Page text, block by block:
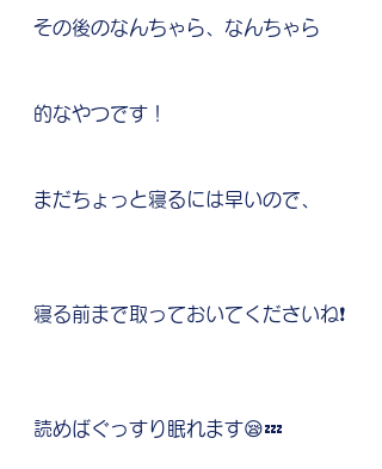
その後のなんちゃら、なんちゃら
的なやつです！
まだちょっと寝るには早いので、
寝る前まで取っておいてくださいね❗️
読めばぐっすり眠れます😪💤